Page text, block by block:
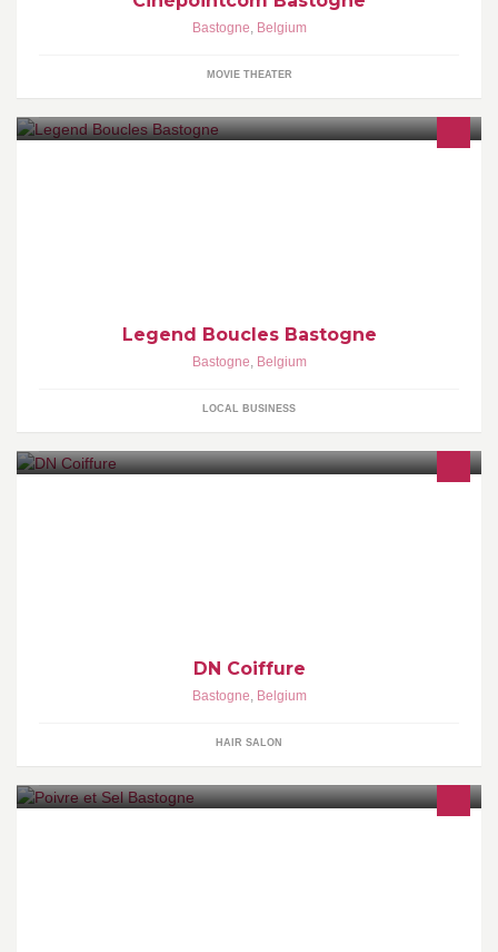
Bastogne, Belgium
MOVIE THEATER
Legend Boucles Bastogne
Bastogne, Belgium
LOCAL BUSINESS
DN Coiffure
Bastogne, Belgium
HAIR SALON